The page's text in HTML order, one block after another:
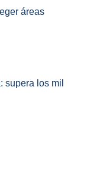
áreas
supera los mil